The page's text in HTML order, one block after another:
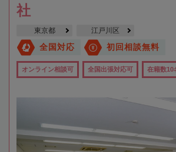
社
東京都 江戸川区
全国対応 初回相談無料
オンライン相談可 全国出張対応可 在籍数10